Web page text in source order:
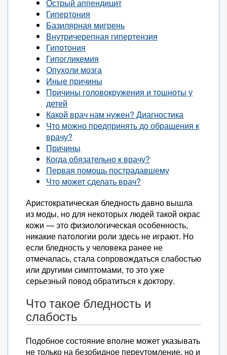
Острый аппендицит
Гипертония
Базилярная мигрень
Внутричерепная гипертензия
Гипотония
Гипогликемия
Опухоли мозга
Иные причины
Причины головокружения и тошноты у
детей
Какой врач нам нужен? Диагностика
Что можно предпринять до обращения к
врачу?
Причины
Когда обязательно к врачу?
Первая помощь пострадавшему
Что может сделать врач?
Аристократическая бледность давно вышла
из моды, но для некоторых людей такой окрас
кожи — это физиологическая особенность,
никакие патологии роли здесь не играют. Но
если бледность у человека ранее не
отмечалась, стала сопровождаться слабостью
или другими симптомами, то это уже
серьезный повод обратиться к доктору.
Что такое бледность и
слабость
Подобное состояние вполне может указывать
не только на безобидное переутомление, но и